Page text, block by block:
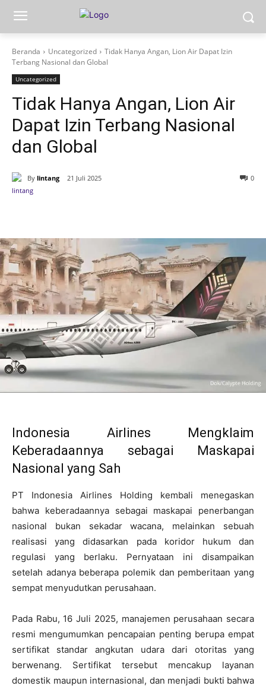
Beranda Uncategorized
Tidak Hanya Angan, Lion Air Dapat Izin
Terbang Nasional dan Global
Uncategorized
Tidak Hanya Angan, Lion Air
Dapat Izin Terbang Nasional
dan Global
By lintang 21 Juli 2025 0
Indonesia Airlines Mengklaim
Keberadaannya sebagai Maskapai
Nasional yang Sah
PT Indonesia Airlines Holding kembali menegaskan
bahwa keberadaannya sebagai maskapai penerbangan
nasional bukan sekadar wacana, melainkan sebuah
realisasi yang didasarkan pada koridor hukum dan
regulasi yang berlaku. Pernyataan ini disampaikan
setelah adanya beberapa polemik dan pemberitaan yang
sempat menyudutkan perusahaan.
Pada Rabu, 16 Juli 2025, manajemen perusahaan secara
resmi mengumumkan pencapaian penting berupa empat
sertifikat standar angkutan udara dari otoritas yang
berwenang. Sertifikat tersebut mencakup layanan
domestik maupun internasional, dan menjadi bukti bahwa